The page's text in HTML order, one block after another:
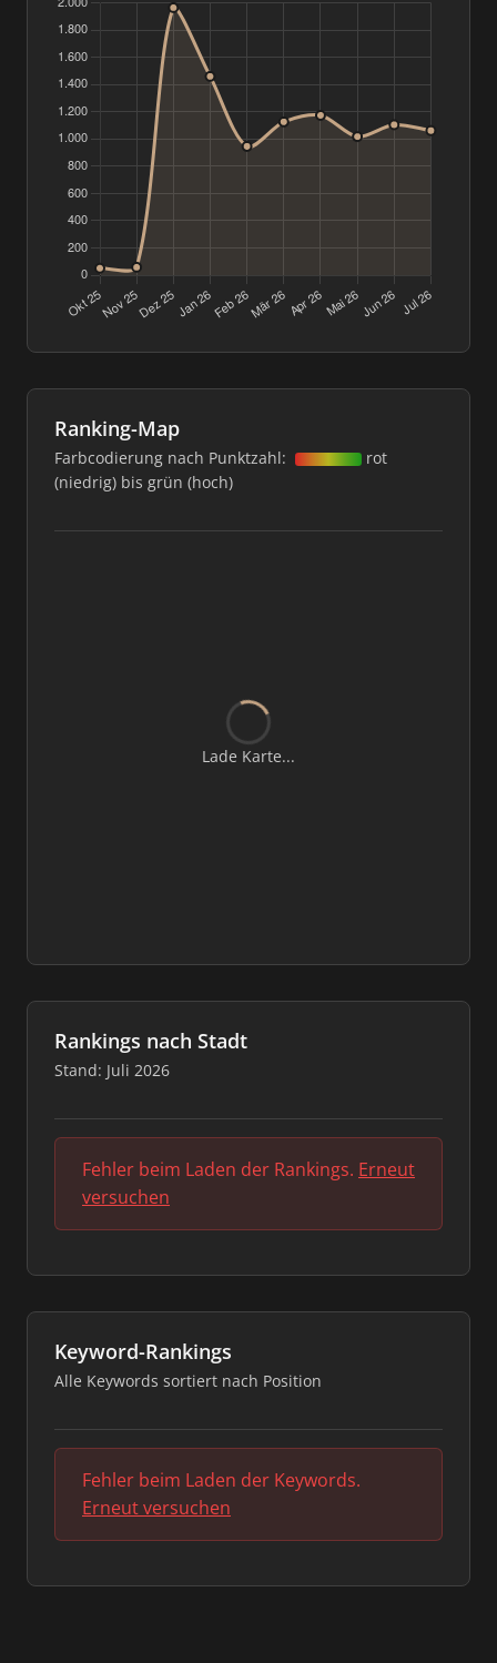
Ranking-Map
Farbcodierung nach Punktzahl:
rot
(niedrig) bis grün (hoch)
Lade Karte...
Rankings nach Stadt
Stand: Juli 2026
Fehler beim Laden der Rankings. Erneut
versuchen
Keyword-Rankings
Alle Keywords sortiert nach Position
Fehler beim Laden der Keywords.
Erneut versuchen